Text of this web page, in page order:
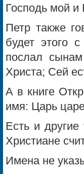
Господь мой и
Петр также
будет этого
послал
Христа; Сей
А в книге
имя: Царь
Есть и
Христиане
Имена не